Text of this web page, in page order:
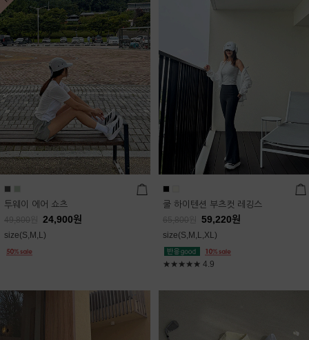
투웨이 에어 쇼츠
49,800 24,900원
size(S,M,L)
쿨 하이텐션 부츠컷 레깅스
65,800 59,220원
size(S,M,L,XL)
★★★★★ 4.9